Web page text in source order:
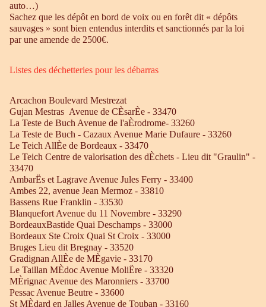
auto…)
Sachez que les dépôt en bord de voix ou en forêt dit « dépôts
sauvages » sont bien entendus interdits et sanctionnés par la loi
par une amende de 2500€.
Listes des déchetteries pour les débarras
Arcachon Boulevard Mestrezat
Gujan Mestras Avenue de CÈsarÈe - 33470
La Teste de Buch Avenue de l'aÈrodrome- 33260
La Teste de Buch - Cazaux Avenue Marie Dufaure - 33260
Le Teich AllÈe de Bordeaux - 33470
Le Teich Centre de valorisation des dÈchets - Lieu dit "Graulin" -
33470
AmbarËs et Lagrave Avenue Jules Ferry - 33400
Ambes 22, avenue Jean Mermoz - 33810
Bassens Rue Franklin - 33530
Blanquefort Avenue du 11 Novembre - 33290
BordeauxBastide Quai Deschamps - 33000
Bordeaux Ste Croix Quai St Croix - 33000
Bruges Lieu dit Bregnay - 33520
Gradignan AllÈe de MÈgavie - 33170
Le Taillan MÈdoc Avenue MoliËre - 33320
MÈrignac Avenue des Maronniers - 33700
Pessac Avenue Beutre - 33600
St MÈdard en Jalles Avenue de Touban - 33160